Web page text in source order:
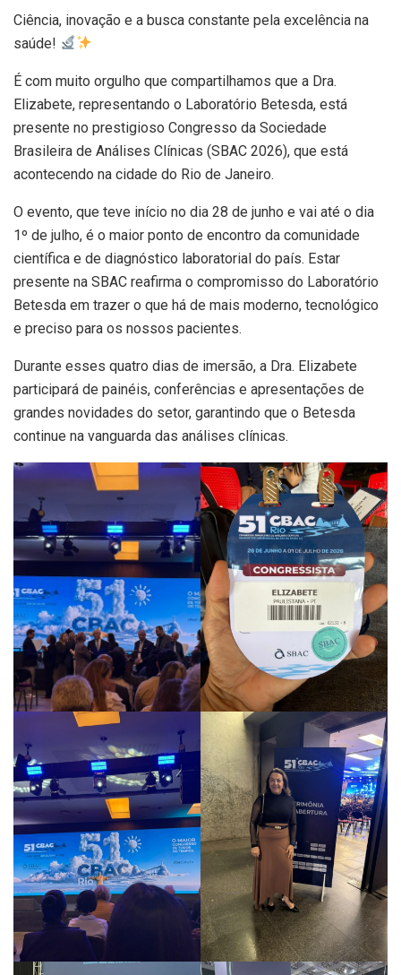
Ciência, inovação e a busca constante pela excelência na
saúde!
É com muito orgulho que compartilhamos que a Dra.
Elizabete, representando o Laboratório Betesda, está
presente no prestigioso Congresso da Sociedade
Brasileira de Análises Clínicas (SBAC 2026), que está
acontecendo na cidade do Rio de Janeiro.
O evento, que teve início no dia 28 de junho e vai até o dia
1º de julho, é o maior ponto de encontro da comunidade
científica e de diagnóstico laboratorial do país. Estar
presente na SBAC reafirma o compromisso do Laboratório
Betesda em trazer o que há de mais moderno, tecnológico
e preciso para os nossos pacientes.
Durante esses quatro dias de imersão, a Dra. Elizabete
participará de painéis, conferências e apresentações de
grandes novidades do setor, garantindo que o Betesda
continue na vanguarda das análises clínicas.